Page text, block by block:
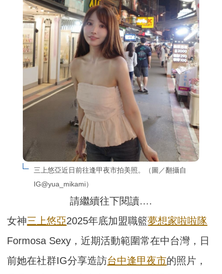
三上悠亞近日前往逢甲夜市拍美照。（圖／翻攝自
IG@yua_mikami）
請繼續往下閱讀….
女神三上悠亞2025年底加盟職籃夢想家啦啦隊
Formosa Sexy，近期活動範圍常在中台灣，日
前她在社群IG分享造訪台中逢甲夜市的照片，